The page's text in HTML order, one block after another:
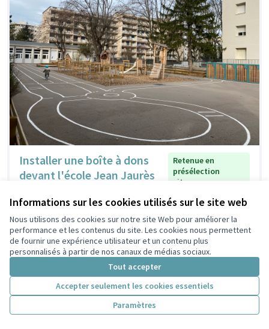
Informations sur les cookies utilisés sur le site web
Nous utilisons des cookies sur notre site Web pour améliorer la
performance et les contenus du site. Les cookies nous permettent
de fournir une expérience utilisateur et un contenu plus
personnalisés à partir de nos canaux de médias sociaux.
Tout accepter
Accepter seulement les cookies essentiels
Paramètres
Installer une boîte à dons
devant l'école Jean Jaurès
Retenue en
présélection
citoyenne
Claire Verni